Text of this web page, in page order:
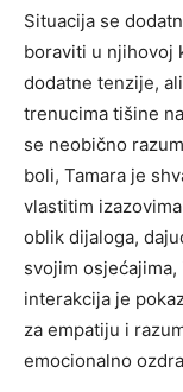
Situacija se
boraviti u njihovoj
dodatne tenzije,
trenucima tišine
se neobično
boli, Tamara je
vlastitim
oblik dijaloga,
svojim
interakcija je
za empatiju i
emocionalno